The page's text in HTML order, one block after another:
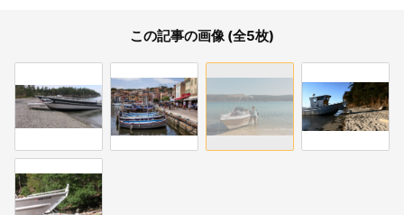
この記事の画像 (全5枚)